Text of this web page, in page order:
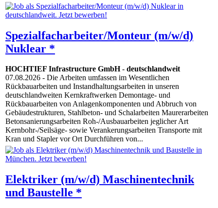
Spezialfacharbeiter/Monteur (m/w/d)
Nuklear *
HOCHTIEF Infrastructure GmbH- deutschlandweit
07.08.2026 - Die Arbeiten umfassen im Wesentlichen
Rückbauarbeiten und Instandhaltungsarbeiten in unseren
deutschlandweiten Kernkraftwerken Demontage- und
Rückbauarbeiten von Anlagenkomponenten und Abbruch von
Gebäudestrukturen, Stahlbeton- und Schalarbeiten Maurerarbeiten
Betonsanierungsarbeiten Roh-/Ausbauarbeiten jeglicher Art
Kernbohr-/Seilsäge- sowie Verankerungsarbeiten Transporte mit
Kran und Stapler vor Ort Durchführen von...
Elektriker (m/w/d) Maschinentechnik
und Baustelle *